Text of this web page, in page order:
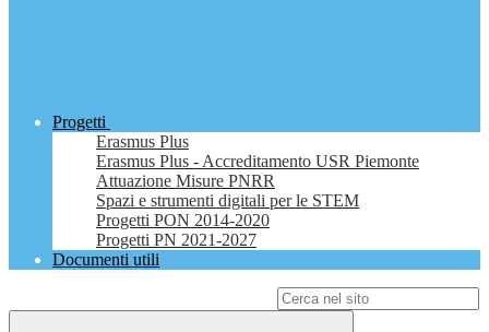
Progetti
Erasmus Plus
Erasmus Plus - Accreditamento USR Piemonte
Attuazione Misure PNRR
Spazi e strumenti digitali per le STEM
Progetti PON 2014-2020
Progetti PN 2021-2027
Documenti utili